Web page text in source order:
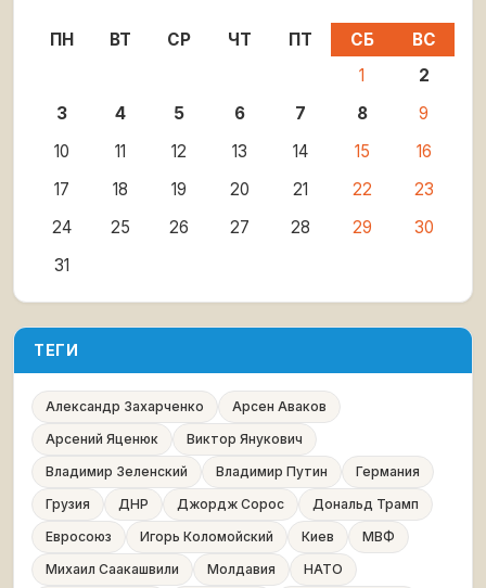
ПН ВТ СР ЧТ ПТ СБ
ВС
1
2
3
4 5 6 7 8
9
10
11 12 13 14 15
16
17
18 19 20 21 22
23
24
25 26 27 28 29
30
31
ТЕГИ
Александр Захарченко
Арсен Аваков
Арсений Яценюк
Виктор Янукович
Владимир Зеленский
Владимир Путин
Германия
Грузия
ДНР Джордж Сорос
Дональд Трамп
Евросоюз
Игорь Коломойский Киев
МВФ
Михаил Саакашвили
Молдавия
НАТО